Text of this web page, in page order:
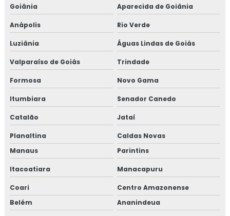
Goiânia
Aparecida de Goiânia
Anápolis Rio Verde
Luziânia Águas Lindas de Goiás
Valparaíso de Goiás Trindade
Formosa Novo Gama
Itumbiara Senador Canedo
Catalão Jataí
Planaltina
Caldas Novas
Manaus
Parintins
Itacoatiara Manacapuru
Coari
Centro Amazonense
Belém
Ananindeua